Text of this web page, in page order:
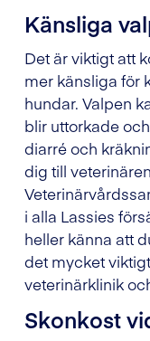
Känsliga
Det är viktigt att
mer känsliga för
hundar. Valpen
blir uttorkade
diarré och
dig till
i alla Lassies
heller känna att
det mycket
veterinärklinik
Skonkost